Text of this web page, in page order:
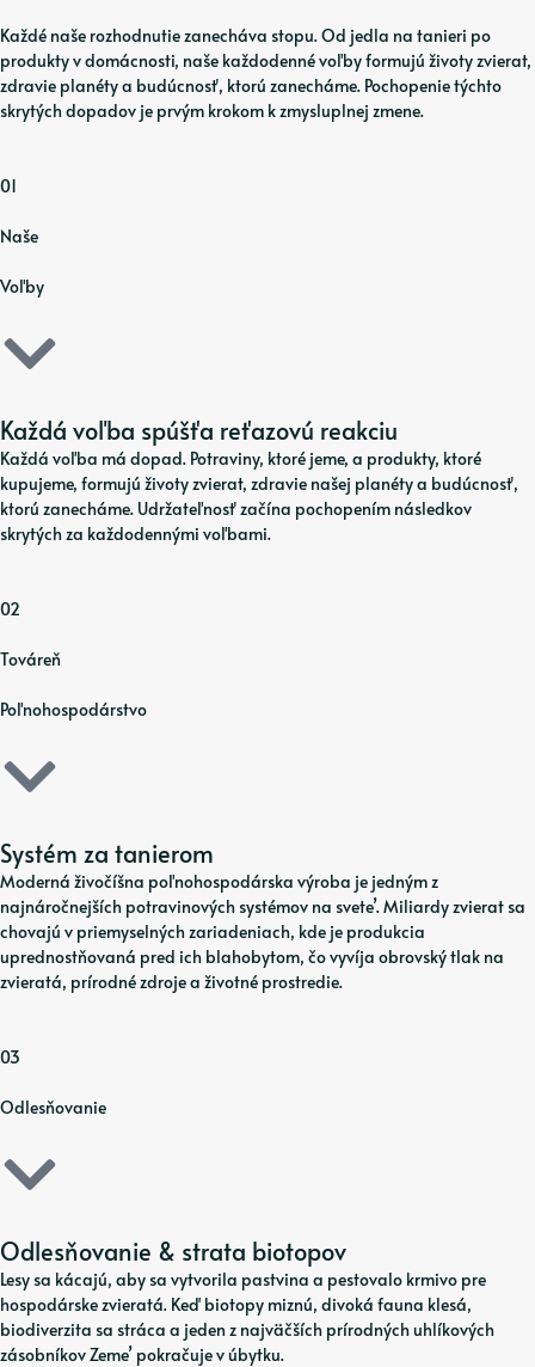
Každé naše rozhodnutie zanecháva stopu. Od jedla na tanieri po
produkty v domácnosti, naše každodenné voľby formujú životy zvierat,
zdravie planéty a budúcnosť, ktorú zanecháme. Pochopenie týchto
skrytých dopadov je prvým krokom k zmysluplnej zmene.
01
Naše
Voľby
Každá voľba spúšťa reťazovú reakciu
Každá voľba má dopad. Potraviny, ktoré jeme, a produkty, ktoré
kupujeme, formujú životy zvierat, zdravie našej planéty a budúcnosť,
ktorú zanecháme. Udržateľnosť začína pochopením následkov
skrytých za každodennými voľbami.
02
Továreň
Poľnohospodárstvo
Systém za tanierom
Moderná živočíšna poľnohospodárska výroba je jedným z
najnáročnejších potravinových systémov na svete’. Miliardy zvierat sa
chovajú v priemyselných zariadeniach, kde je produkcia
uprednostňovaná pred ich blahobytom, čo vyvíja obrovský tlak na
zvieratá, prírodné zdroje a životné prostredie.
03
Odlesňovanie
Odlesňovanie & strata biotopov
Lesy sa kácajú, aby sa vytvorila pastvina a pestovalo krmivo pre
hospodárske zvieratá. Keď biotopy miznú, divoká fauna klesá,
biodiverzita sa stráca a jeden z najväčších prírodných uhlíkových
zásobníkov Zeme’ pokračuje v úbytku.